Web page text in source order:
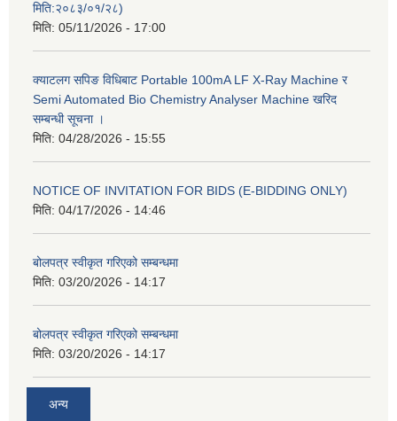
मिति:२०८३/०१/२८)
मिति: 05/11/2026 - 17:00
क्याटलग सपिङ विधिबाट Portable 100mA LF X-Ray Machine र
Semi Automated Bio Chemistry Analyser Machine खरिद
सम्बन्धी सूचना ।
मिति: 04/28/2026 - 15:55
NOTICE OF INVITATION FOR BIDS (E-BIDDING ONLY)
मिति: 04/17/2026 - 14:46
बोलपत्र स्वीकृत गरिएको सम्बन्धमा
मिति: 03/20/2026 - 14:17
बोलपत्र स्वीकृत गरिएको सम्बन्धमा
मिति: 03/20/2026 - 14:17
अन्य